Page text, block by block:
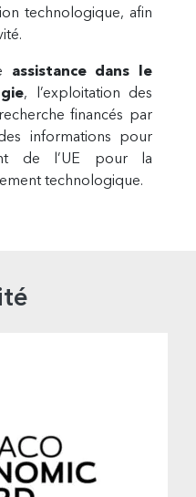
technologique, afin
assistance dans le
, l’exploitation des
financés par
informations pour
de l’UE pour la
technologique.